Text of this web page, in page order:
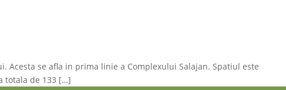
se afla in prima linie a Complexului Salajan. Spatiul este
totala de 133 […]